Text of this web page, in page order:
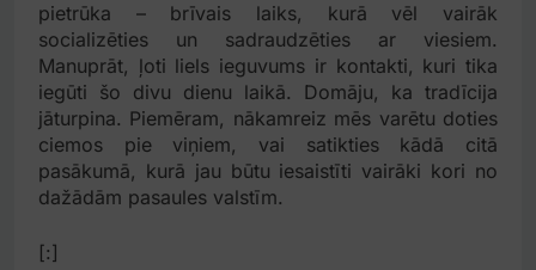
pietrūka – brīvais laiks, kurā vēl vairāk
socializēties un sadraudzēties ar viesiem.
Manuprāt, ļoti liels ieguvums ir kontakti, kuri tika
iegūti šo divu dienu laikā. Domāju, ka tradīcija
jāturpina. Piemēram, nākamreiz mēs varētu doties
ciemos pie viņiem, vai satikties kādā citā
pasākumā, kurā jau būtu iesaistīti vairāki kori no
dažādām pasaules valstīm.
[:]